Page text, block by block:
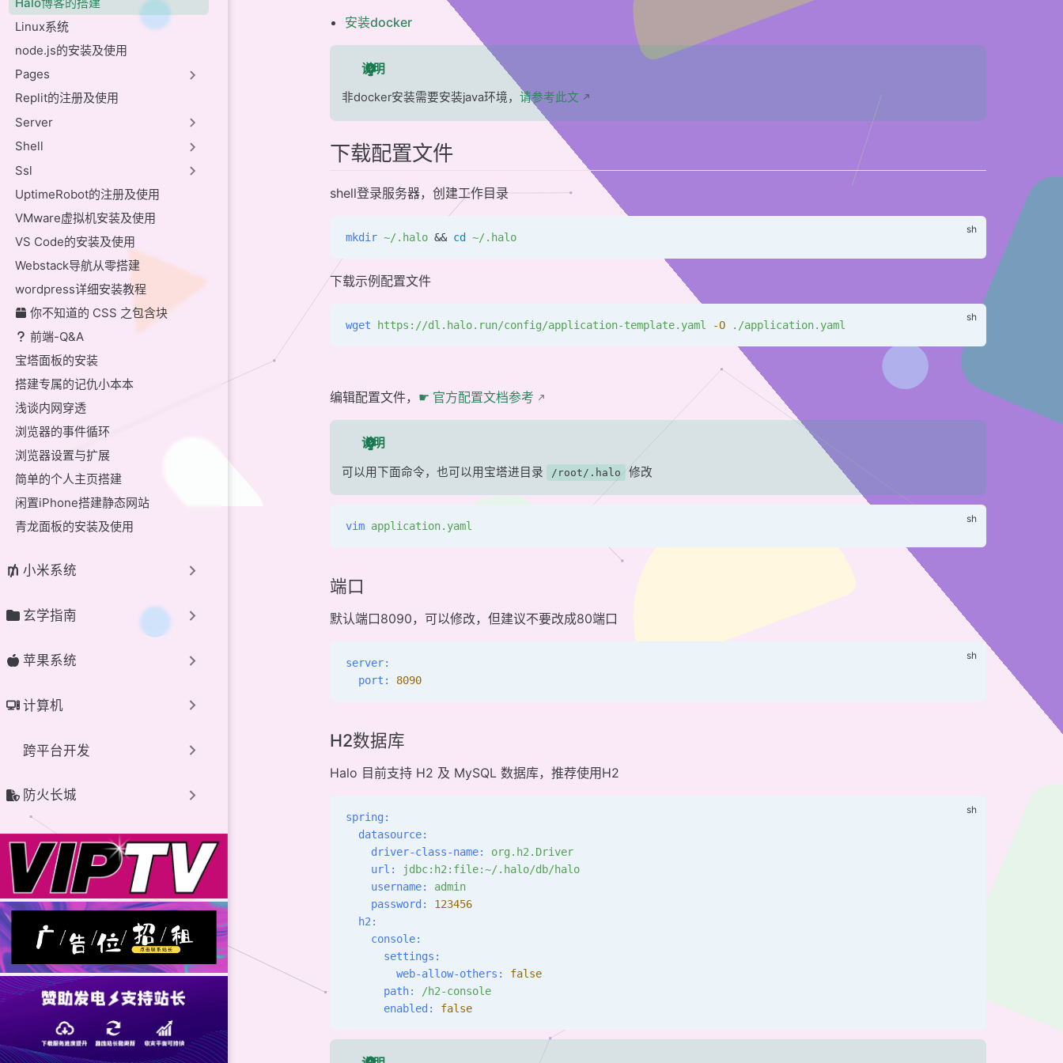
Linux系统
node.js的安装及使用
Pages
Replit的注册及使用
Server
Shell
Ssl
UptimeRobot的注册及使用
VMware虚拟机安装及使用
VS Code的安装及使用
Webstack导航从零搭建
wordpress详细安装教程
你不知道的 CSS 之包含块
前端-Q&A
宝塔面板的安装
搭建专属的记仇小本本
浅谈内网穿透
浏览器的事件循环
浏览器设置与扩展
简单的个人主页搭建
闲置iPhone搭建静态网站
青龙面板的安装及使用
小米系统
玄学指南
苹果系统
计算机
跨平台开发
防火长城
安装docker
说明
非docker安装需要安装java环境， 请参考此文
下载配置文件
shell登录服务器，创建工作目录
mkdir ~/.halo && cd ~/.halo
下载示例配置文件
wget https://dl.halo.run/config/application-template.yaml -O ./application.yaml
编辑配置文件， ☛ 官方配置文档参考
说明
可以用下面命令，也可以用宝塔进目录 /root/.halo 修改
vim application.yaml
端口
默认端口8090，可以修改，但建议不要改成80端口
server:
  port:
8090
H2数据库
Halo 目前支持 H2 及 MySQL 数据库，推荐使用H2
spring:
  datasource:
    driver-class-name:
org.h2.Driver
    url:
jdbc:h2:file:~/.halo/db/halo
    username:
admin
    password:
123456
  h2:
    console:
      settings:
        web-allow-others:
false
      path:
/h2-console
      enabled:
false